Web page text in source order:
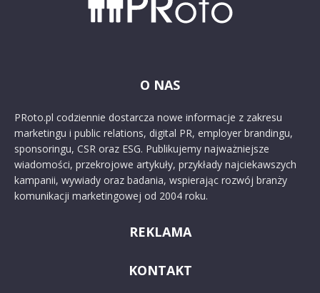
O NAS
PRoto.pl codziennie dostarcza nowe informacje z zakresu
marketingu i public relations, digital PR, employer brandingu,
sponsoringu, CSR oraz ESG. Publikujemy najważniejsze
wiadomości, przekrojowe artykuły, przykłady najciekawszych
kampanii, wywiady oraz badania, wspierając rozwój branży
komunikacji marketingowej od 2004 roku.
REKLAMA
KONTAKT